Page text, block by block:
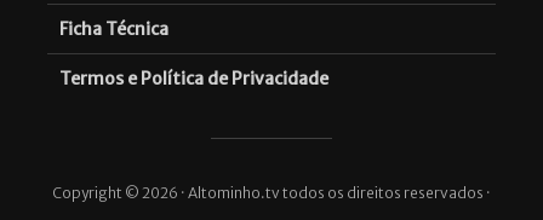
Ficha Técnica
Termos e Política de Privacidade
Copyright © 2026 · Altominho.tv todos os direitos reservados ·